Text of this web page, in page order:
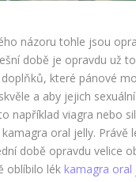
názoru tohle jsou
době je opravdu už
které pánové
a aby jejich
například viagra nebo
oral jelly. Právě
době opravdu velice
oblíbilo lék kamagra oral